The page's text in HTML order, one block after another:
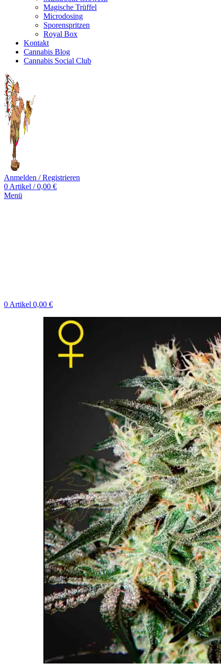
Magische Trüffel
Microdosing
Sporenspritzen
Royal Box
Kontakt
Cannabis Blog
Cannabis Social Club
Anmelden / Registrieren
0 Artikel / 0,00 €
Menü
0 Artikel 0,00 €